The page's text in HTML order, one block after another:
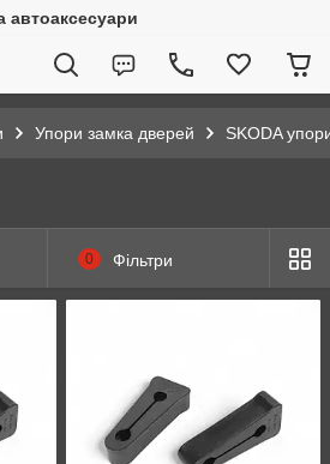
автоаксесуари
Упори замка дверей SKODA
0 Фільтри